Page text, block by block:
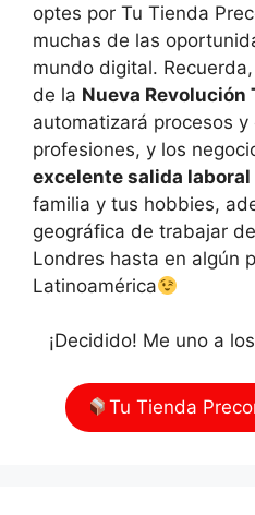
optes por Tu Tienda
muchas de las
mundo digital.
de la Nueva Revolución
automatizará procesos y
profesiones, y los
excelente salida laboral
familia y tus hobbies,
geográfica de trabajar
Londres hasta en algún
Latinoamérica
¡Decidido! Me uno a
Tu Tienda